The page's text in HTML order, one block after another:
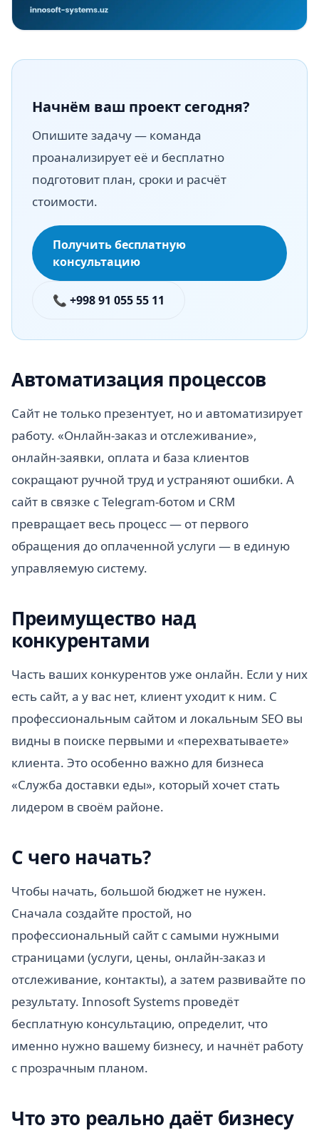
Начнём ваш проект сегодня?
Опишите задачу — команда
проанализирует её и бесплатно
подготовит план, сроки и расчёт
стоимости.
Получить бесплатную
консультацию
📞 +998 91 055 55 11
Автоматизация процессов
Сайт не только презентует, но и автоматизирует
работу. «Онлайн-заказ и отслеживание»,
онлайн-заявки, оплата и база клиентов
сокращают ручной труд и устраняют ошибки. А
сайт в связке с Telegram-ботом и CRM
превращает весь процесс — от первого
обращения до оплаченной услуги — в единую
управляемую систему.
Преимущество над
конкурентами
Часть ваших конкурентов уже онлайн. Если у них
есть сайт, а у вас нет, клиент уходит к ним. С
профессиональным сайтом и локальным SEO вы
видны в поиске первыми и «перехватываете»
клиента. Это особенно важно для бизнеса
«Служба доставки еды», который хочет стать
лидером в своём районе.
С чего начать?
Чтобы начать, большой бюджет не нужен.
Сначала создайте простой, но
профессиональный сайт с самыми нужными
страницами (услуги, цены, онлайн-заказ и
отслеживание, контакты), а затем развивайте по
результату. Innosoft Systems проведёт
бесплатную консультацию, определит, что
именно нужно вашему бизнесу, и начнёт работу
с прозрачным планом.
Что это реально даёт бизнесу